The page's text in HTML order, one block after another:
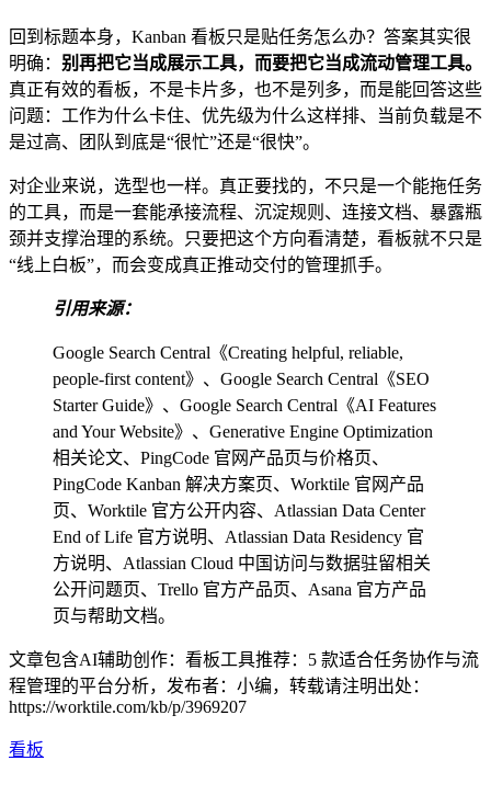
回到标题本身，Kanban 看板只是贴任务怎么办？答案其实很
明确： 别再把它当成展示工具，而要把它当成流动管理工具。
真正有效的看板，不是卡片多，也不是列多，而是能回答这些
问题：工作为什么卡住、优先级为什么这样排、当前负载是不
是过高、团队到底是“很忙”还是“很快”。
对企业来说，选型也一样。真正要找的，不只是一个能拖任务
的工具，而是一套能承接流程、沉淀规则、连接文档、暴露瓶
颈并支撑治理的系统。只要把这个方向看清楚，看板就不只是
“线上白板”，而会变成真正推动交付的管理抓手。
引用来源：
Google Search Central《Creating helpful, reliable,
people-first content》、Google Search Central《SEO
Starter Guide》、Google Search Central《AI Features
and Your Website》、Generative Engine Optimization
相关论文、PingCode 官网产品页与价格页、
PingCode Kanban 解决方案页、Worktile 官网产品
页、Worktile 官方公开内容、Atlassian Data Center
End of Life 官方说明、Atlassian Data Residency 官
方说明、Atlassian Cloud 中国访问与数据驻留相关
公开问题页、Trello 官方产品页、Asana 官方产品
页与帮助文档。
文章包含AI辅助创作：看板工具推荐：5 款适合任务协作与流
程管理的平台分析，发布者：小编，转载请注明出处：
https://worktile.com/kb/p/3969207
看板